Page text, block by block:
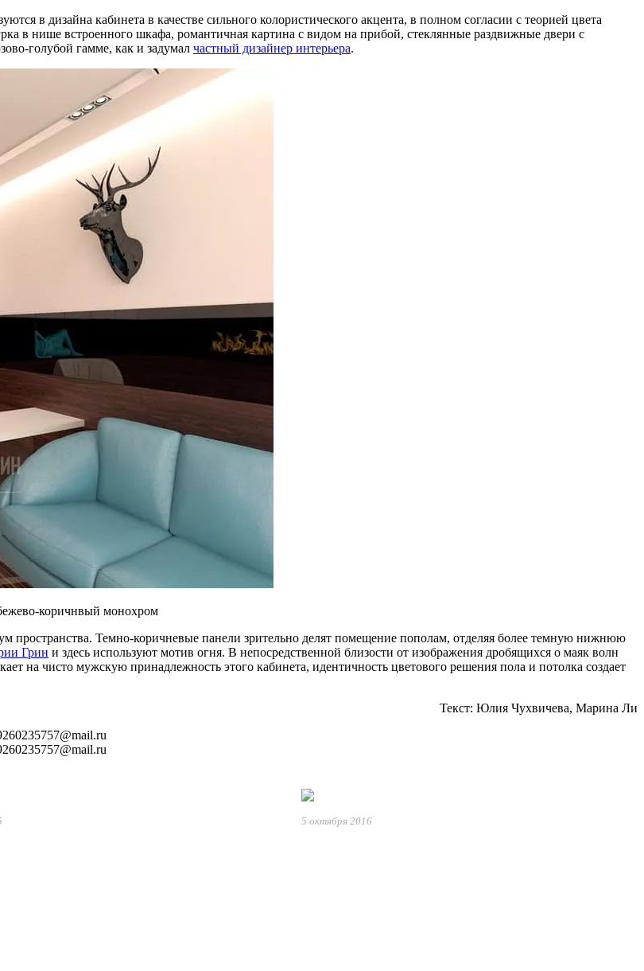
в дизайна кабинета в качестве сильного колористического акцента, в полном согласии с теорией цвета
в нише встроенного шкафа, романтичная картина с видом на прибой, стеклянные раздвижные двери с
голубой гамме, как и задумал частный дизайнер интерьера.
коричнвый монохром
пространства. Темно-коричневые панели зрительно делят помещение пополам, отделяя более темную нижнюю
Грин и здесь используют мотив огня. В непосредственной близости от изображения дробящихся о маяк волн
на чисто мужскую принадлежность этого кабинета, идентичность цветового решения пола и потолка создает
Текст: Юлия Чухвичева, Марина Ли
5 октября 2016